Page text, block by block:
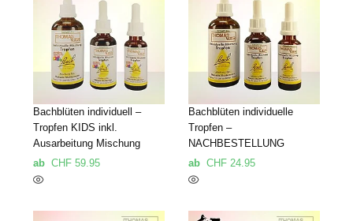
Bachblüten individuell –
Tropfen KIDS inkl.
Ausarbeitung Mischung
ab CHF 59.95
Bachblüten individuelle
Tropfen –
NACHBESTELLUNG
ab CHF 24.95